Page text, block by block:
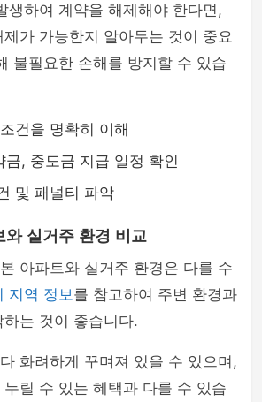
생하여 계약을 해제해야 한다면,
가 가능한지 알아두는 것이 중요
불필요한 손해를 방지할 수 있습
건을 명확히 이해
금, 중도금 지급 일정 확인
및 패널티 파악
와 실거주 환경 비교
아파트와 실거주 환경은 다를 수
지역 정보를 참고하여 주변 환경과
는 것이 좋습니다.
화려하게 꾸며져 있을 수 있으며,
릴 수 있는 혜택과 다를 수 있습